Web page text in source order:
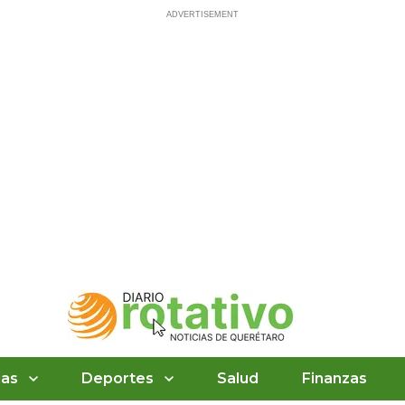
Deportes Salud Finanzas